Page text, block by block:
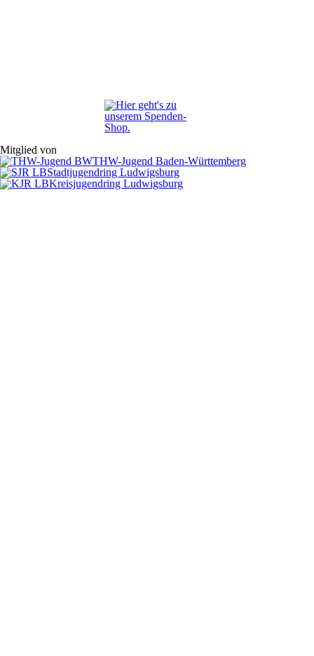
Mitglied von
THW-Jugend Baden-Württemberg
Stadtjugendring Ludwigsburg
Kreisjugendring Ludwigsburg